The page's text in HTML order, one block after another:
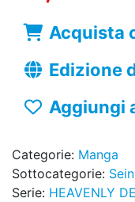
Acquista
Edizione
Aggiungi
Categorie: Manga
Sottocategorie:
Serie: HEAVENLY